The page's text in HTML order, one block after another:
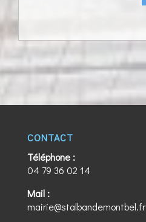
CONTACT
Téléphone :
04 79 36 02 14
Mail :
mairie@stalbandemontbel.fr